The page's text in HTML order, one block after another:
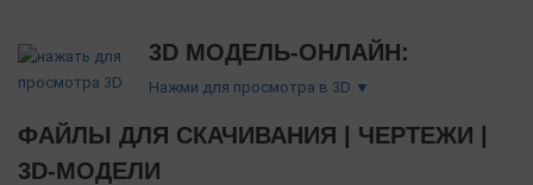
3D МОДЕЛЬ-ОНЛАЙН:
Нажми для просмотра в 3D ▼
ФАЙЛЫ ДЛЯ СКАЧИВАНИЯ | ЧЕРТЕЖИ |
3D-МОДЕЛИ